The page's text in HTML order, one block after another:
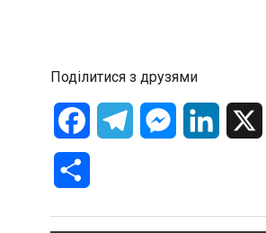
Поділитися з друзями
FacebookTelegramMessenger
LinkedIn